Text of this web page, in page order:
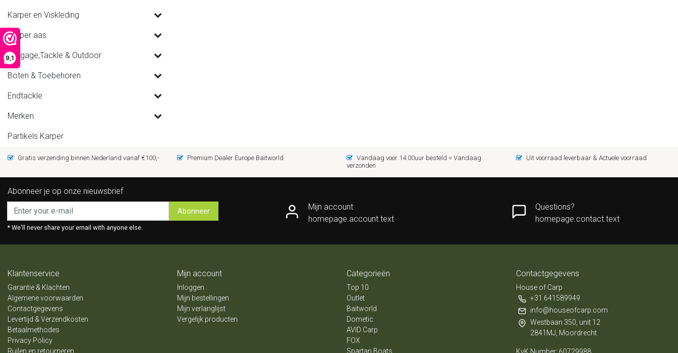
9,1
Karper en Viskleding
Karper aas
Luggage,Tackle & Outdoor
Boten & Toebehoren
Endtackle
Merken
Partikels Karper
Gratis verzending binnen Nederland vanaf €100,- Premium Dealer Europe Baitworld
Vandaag voor 14:00uur besteld = Vandaag
verzonden
Uit voorraad leverbaar & Actuele voorraad
Abonneer je op onze nieuwsbrief
Abonneer
* We'll never share your email with anyone else.
Mijn account
homepage.account.text
Questions?
homepage.contact.text
Klantenservice
Garantie & Klachten
Algemene voorwaarden
Contactgegevens
Levertijd & Verzendkosten
Betaalmethodes
Privacy Policy
Ruilen en retourneren
Mijn account
Inloggen
Mijn bestellingen
Mijn verlanglijst
Vergelijk producten
Categorieën
Top 10
Outlet
Baitworld
Dometic
AVID Carp
FOX
Spartan Boats
Contactgegevens
House of Carp
+31 641589949
info@houseofcarp.com
Westbaan 350, unit 12
2841MJ, Moordrecht